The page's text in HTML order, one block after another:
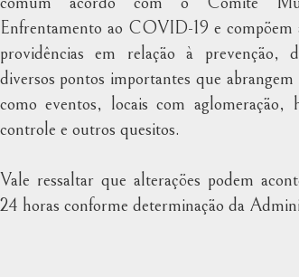
Enfrentamento ao COVID-19 e compõem
providências em relação à prevenção,
diversos pontos importantes que abrangem
como eventos, locais com aglomeração,
controle e outros quesitos.
Vale ressaltar que alterações podem
24 horas conforme determinação da